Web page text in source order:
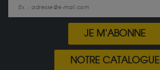
JE M'ABONNE
NOTRE CATALOGUE